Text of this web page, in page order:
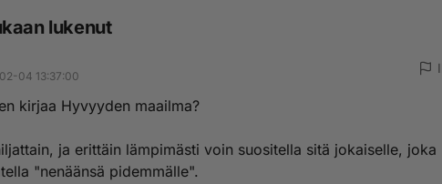
lukenut
04 13:37:00
kirjaa Hyvyyden maailma?
ja erittäin lämpimästi voin suositella sitä jokaiselle, joka
"nenäänsä pidemmälle".